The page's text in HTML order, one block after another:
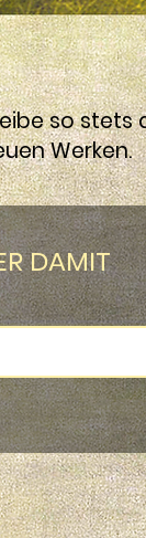
so
Werken.
DAMIT